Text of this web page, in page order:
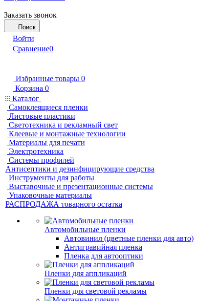
Заказать звонок
Поиск
Войти
Сравнение0
Избранные товары 0
Корзина 0
Каталог
Самоклеящиеся пленки
Листовые пластики
Светотехника и рекламный свет
Клеевые и монтажные технологии
Материалы для печати
Электротехника
Системы профилей
Антисептики и дезинфицирующие средства
Инструменты для работы
Выставочные и презентационные системы
Упаковочные материалы
РАСПРОДАЖА товарного остатка
Автомобильные пленки
Автовинил (цветные пленки для авто)
Антигравийная пленка
Пленка для автооптики
Пленки для аппликаций
Пленки для световой рекламы